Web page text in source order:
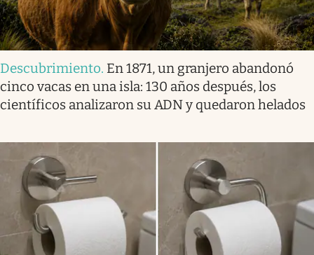
Descubrimiento. En 1871, un granjero abandonó
cinco vacas en una isla: 130 años después, los
científicos analizaron su ADN y quedaron helados